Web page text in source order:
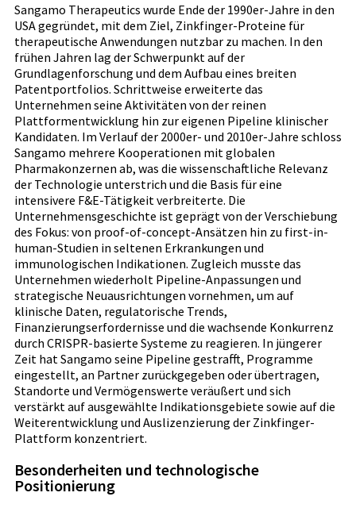
Sangamo Therapeutics wurde Ende der 1990er-Jahre in den
USA gegründet, mit dem Ziel, Zinkfinger-Proteine für
therapeutische Anwendungen nutzbar zu machen. In den
frühen Jahren lag der Schwerpunkt auf der
Grundlagenforschung und dem Aufbau eines breiten
Patentportfolios. Schrittweise erweiterte das
Unternehmen seine Aktivitäten von der reinen
Plattformentwicklung hin zur eigenen Pipeline klinischer
Kandidaten. Im Verlauf der 2000er- und 2010er-Jahre schloss
Sangamo mehrere Kooperationen mit globalen
Pharmakonzernen ab, was die wissenschaftliche Relevanz
der Technologie unterstrich und die Basis für eine
intensivere F&E-Tätigkeit verbreiterte. Die
Unternehmensgeschichte ist geprägt von der Verschiebung
des Fokus: von proof-of-concept-Ansätzen hin zu first-in-
human-Studien in seltenen Erkrankungen und
immunologischen Indikationen. Zugleich musste das
Unternehmen wiederholt Pipeline-Anpassungen und
strategische Neuausrichtungen vornehmen, um auf
klinische Daten, regulatorische Trends,
Finanzierungserfordernisse und die wachsende Konkurrenz
durch CRISPR-basierte Systeme zu reagieren. In jüngerer
Zeit hat Sangamo seine Pipeline gestrafft, Programme
eingestellt, an Partner zurückgegeben oder übertragen,
Standorte und Vermögenswerte veräußert und sich
verstärkt auf ausgewählte Indikationsgebiete sowie auf die
Weiterentwicklung und Auslizenzierung der Zinkfinger-
Plattform konzentriert.
Besonderheiten und technologische
Positionierung